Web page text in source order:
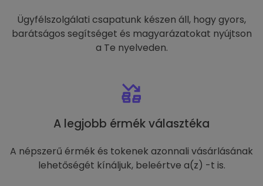
Ügyfélszolgálati csapatunk készen áll, hogy gyors,
barátságos segítséget és magyarázatokat nyújtson
a Te nyelveden.
A legjobb érmék választéka
A népszerű érmék és tokenek azonnali vásárlásának
lehetőségét kínáljuk, beleértve a(z) -t is.